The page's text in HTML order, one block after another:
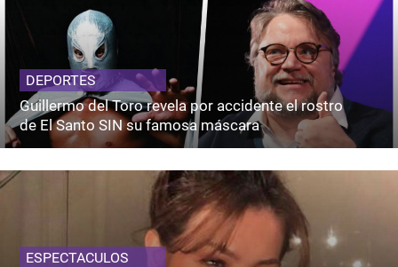
DEPORTES
Guillermo del Toro revela por accidente el rostro
de El Santo SIN su famosa máscara
ESPECTACULOS